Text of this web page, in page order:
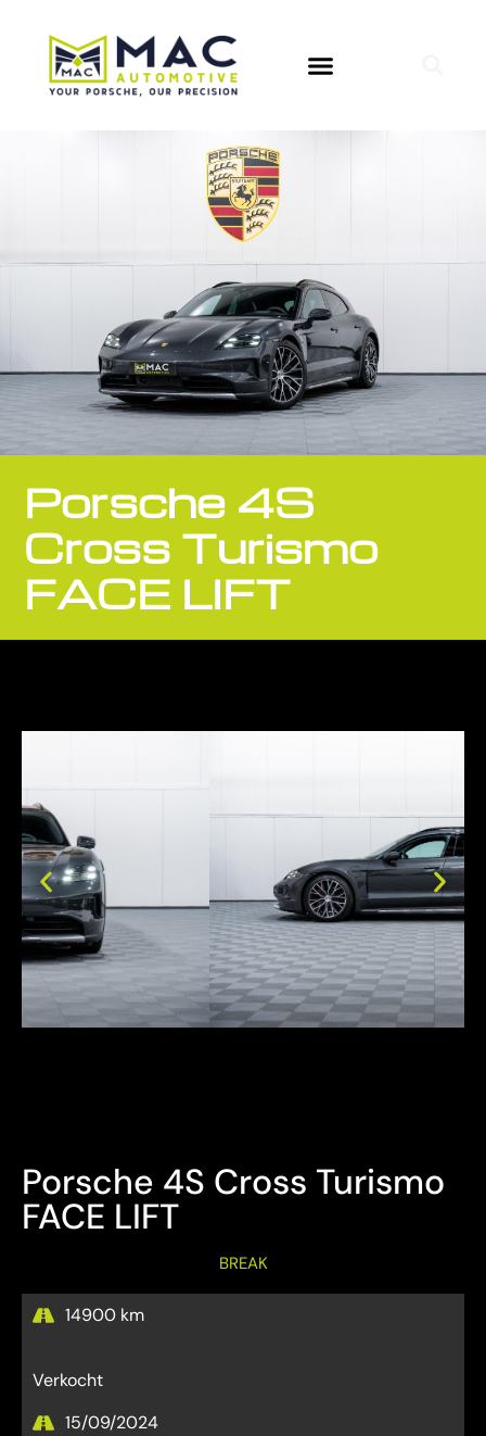
Porsche 4S
Cross Turismo
FACE LIFT
Porsche 4S Cross Turismo
FACE LIFT
BREAK
14900 km
Verkocht
15/09/2024